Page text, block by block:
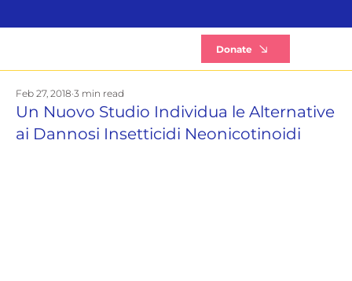
Donate
Un Nuovo Studio Individua le Alternative
ai Dannosi Insetticidi Neonicotinoidi
Feb 27, 2018 3 min read